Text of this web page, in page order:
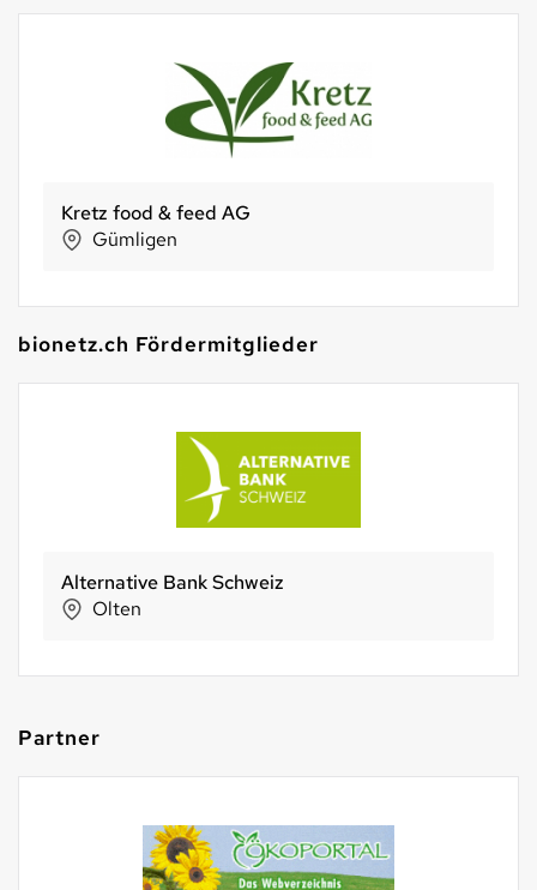
mietkoch.ch
Kiental
bionetz.ch Fördermitglieder
Bio Partner Schweiz AG
Seon
Partner